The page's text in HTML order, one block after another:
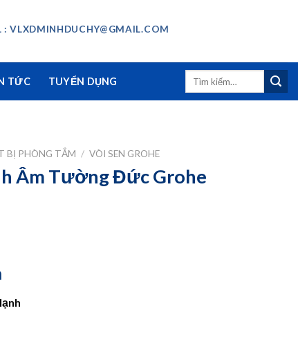
: VLXDMINHDUCHY@GMAIL.COM
TỨC TUYỂN DỤNG
BỊ PHÒNG TẮM / VÒI SEN GROHE
Âm Tường Đức Grohe